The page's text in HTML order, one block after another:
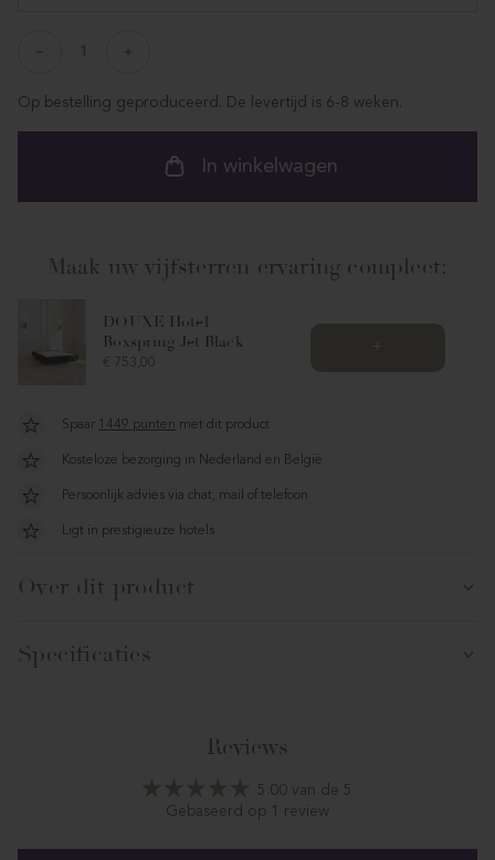
Verlaag
voor
ProductDrop ProductDrop
Op bestelling geproduceerd. De levertijd is 6-8 weken.
In winkelwagen
Maak uw vijfsterren ervaring compleet:
DOUXE Hotel
Boxspring Jet Black
Price
€ 753,00
Spaar 1449 punten met dit product
Kosteloze bezorging in Nederland en België
Persoonlijk advies via chat, mail of telefoon
Ligt in prestigieuze hotels
Over dit product
Specificaties
Reviews
5.00 van de 5
Gebaseerd op 1 review